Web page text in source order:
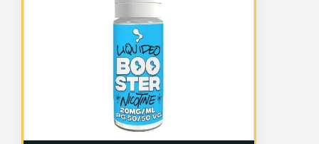
prix :
0,99 €
à
7,99 €